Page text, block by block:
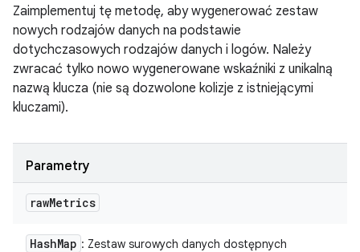
Zaimplementuj tę metodę, aby wygenerować zestaw
nowych rodzajów danych na podstawie
dotychczasowych rodzajów danych i logów. Należy
zwracać tylko nowo wygenerowane wskaźniki z unikalną
nazwą klucza (nie są dozwolone kolizje z istniejącymi
kluczami).
Parametry
rawMetrics
HashMap : Zestaw surowych danych dostępnych